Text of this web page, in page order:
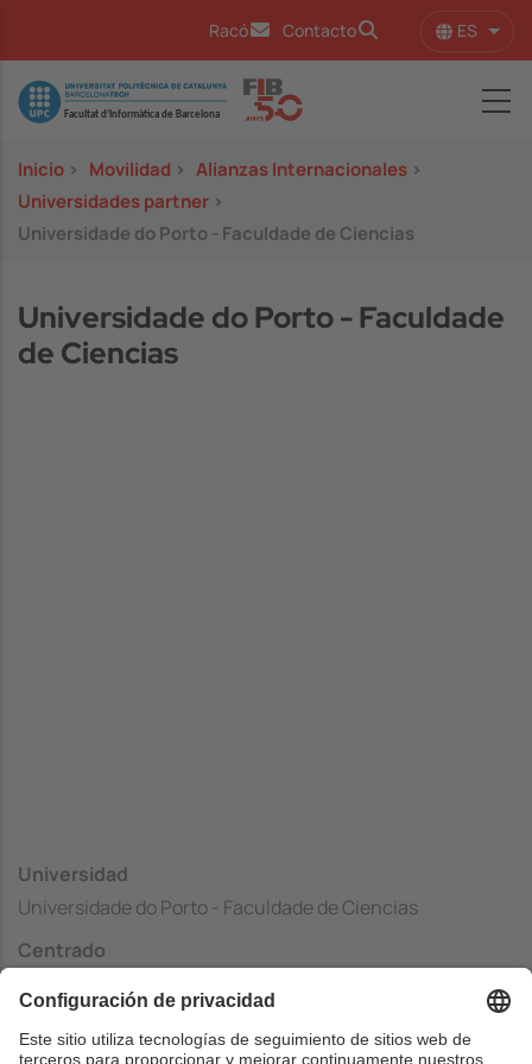
Racó Contacto ES
Image
Inicio > Movilidad > Alianzas Internacionales >
Universidades partner >
Universidade do Porto - Faculdade de Ciencias
Universidade do Porto - Faculdade
de Ciencias
Universidad
Universidade do Porto - Faculdade de Ciencias
Centrado